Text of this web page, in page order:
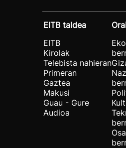
EITB taldea
EITB
Kirolak
Telebista nahieran
Primeran
Gaztea
Makusi
Guau - Gure
Audioa